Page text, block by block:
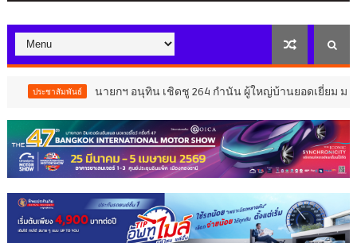
นายกฯ อนุทิน เชิดชู 264 กำนัน ผู้ใหญ่บ้านยอดเยี่ยม มอบแหนบทองคำ